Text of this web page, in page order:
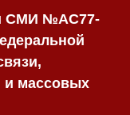
СМИ №AC77-
и массовых